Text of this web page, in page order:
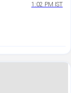
1:02 PM IST